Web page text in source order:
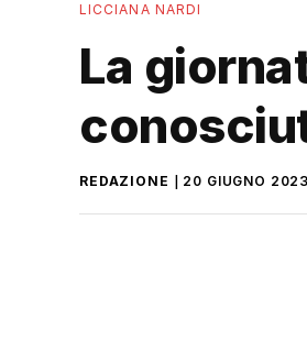
LICCIANA NARDI
La
REDAZIONE 20 GIUGNO 2023